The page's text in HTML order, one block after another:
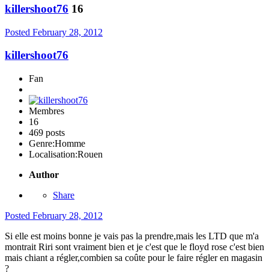
killershoot76 16
Posted February 28, 2012
killershoot76
Fan
Membres
16
469 posts
Genre:Homme
Localisation:Rouen
Author
Share
Posted February 28, 2012
Si elle est moins bonne je vais pas la prendre,mais les LTD que m'a
montrait Riri sont vraiment bien et je c'est que le floyd rose c'est bien
mais chiant a régler,combien sa coûte pour le faire régler en magasin
?